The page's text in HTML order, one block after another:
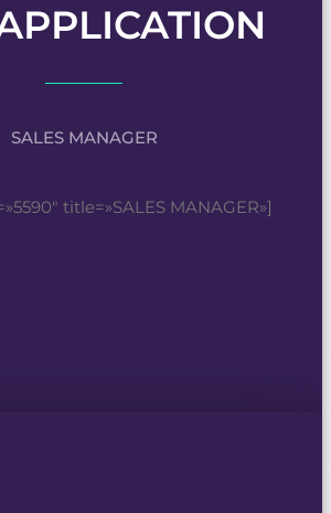
SALES MANAGER
title=»SALES MANAGER»]